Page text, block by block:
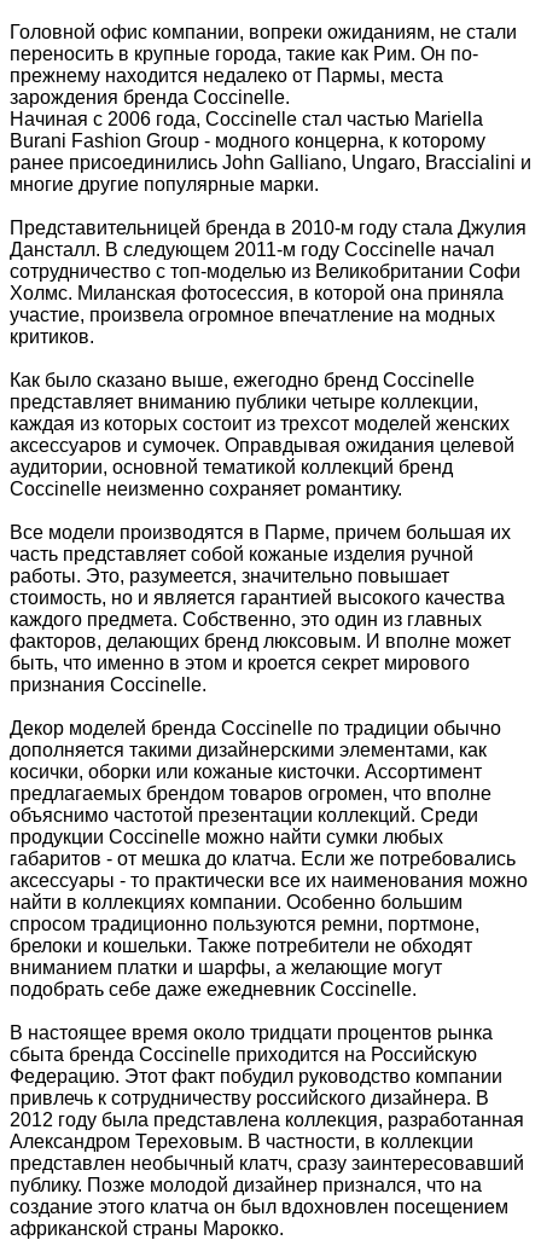
Головной офис компании, вопреки ожиданиям, не стали
переносить в крупные города, такие как Рим. Он по-
прежнему находится недалеко от Пармы, места
зарождения бренда Coccinelle.
Начиная с 2006 года, Coccinelle стал частью Mariella
Burani Fashion Group - модного концерна, к которому
ранее присоединились John Galliano, Ungaro, Braccialini и
многие другие популярные марки.
Представительницей бренда в 2010-м году стала Джулия
Дансталл. В следующем 2011-м году Coccinelle начал
сотрудничество с топ-моделью из Великобритании Софи
Холмс. Миланская фотосессия, в которой она приняла
участие, произвела огромное впечатление на модных
критиков.
Как было сказано выше, ежегодно бренд Coccinelle
представляет вниманию публики четыре коллекции,
каждая из которых состоит из трехсот моделей женских
аксессуаров и сумочек. Оправдывая ожидания целевой
аудитории, основной тематикой коллекций бренд
Coccinelle неизменно сохраняет романтику.
Все модели производятся в Парме, причем большая их
часть представляет собой кожаные изделия ручной
работы. Это, разумеется, значительно повышает
стоимость, но и является гарантией высокого качества
каждого предмета. Собственно, это один из главных
факторов, делающих бренд люксовым. И вполне может
быть, что именно в этом и кроется секрет мирового
признания Coccinelle.
Декор моделей бренда Coccinelle по традиции обычно
дополняется такими дизайнерскими элементами, как
косички, оборки или кожаные кисточки. Ассортимент
предлагаемых брендом товаров огромен, что вполне
объяснимо частотой презентации коллекций. Среди
продукции Coccinelle можно найти сумки любых
габаритов - от мешка до клатча. Если же потребовались
аксессуары - то практически все их наименования можно
найти в коллекциях компании. Особенно большим
спросом традиционно пользуются ремни, портмоне,
брелоки и кошельки. Также потребители не обходят
вниманием платки и шарфы, а желающие могут
подобрать себе даже ежедневник Coccinelle.
В настоящее время около тридцати процентов рынка
сбыта бренда Coccinelle приходится на Российскую
Федерацию. Этот факт побудил руководство компании
привлечь к сотрудничеству российского дизайнера. В
2012 году была представлена коллекция, разработанная
Александром Тереховым. В частности, в коллекции
представлен необычный клатч, сразу заинтересовавший
публику. Позже молодой дизайнер признался, что на
создание этого клатча он был вдохновлен посещением
африканской страны Марокко.